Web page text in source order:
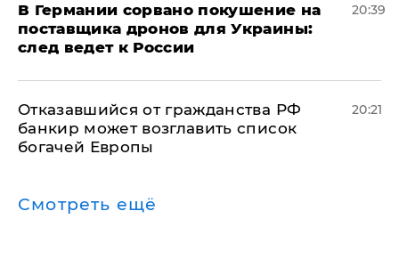
​В Германии сорвано покушение на
поставщика дронов для Украины:
след ведет к России
20:39
Отказавшийся от гражданства РФ
банкир может возглавить список
богачей Европы
20:21
Смотреть ещё